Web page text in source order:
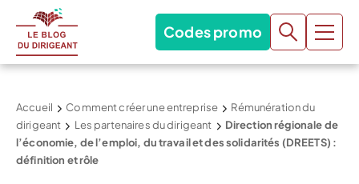
Codes promo
Accueil Comment créer une entreprise
Rémunération du
dirigeant
Les partenaires du dirigeant
Direction régionale de
l’économie, de l’emploi, du travail et des solidarités (DREETS) :
définition et rôle